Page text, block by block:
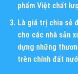
phẩm Việt chất
Là giá trị chia sẻ
cho các nhà sản
dựng những
trên chính đất